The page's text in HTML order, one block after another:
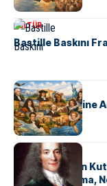
KÜLTÜR
Bastille Baskını
KÜLTÜR
ABD Eyaletlerine
KÜLTÜR
Voltaire Neden
Kutsal, Ne Roma,